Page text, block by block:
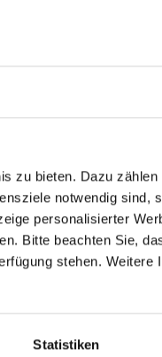
zu bieten. Dazu
notwendig sind,
personalisierter
Bitte beachten Sie,
stehen. Weitere
Statistiken
450
16
Kartenslot: